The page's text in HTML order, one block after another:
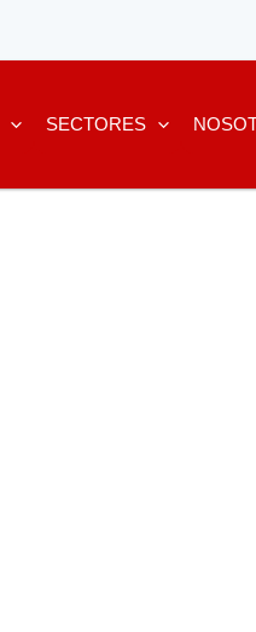
SECTORES